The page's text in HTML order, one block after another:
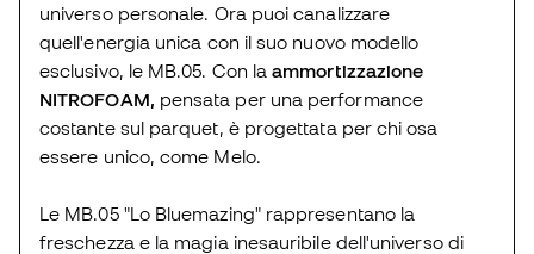
universo personale. Ora puoi canalizzare
quell'energia unica con il suo nuovo modello
esclusivo, le MB.05. Con laammortizzazione
NITROFOAM, pensata per una performance
costante sul parquet, è progettata per chi osa
essere unico, come Melo.
Le MB.05 "Lo Bluemazing" rappresentano la
freschezza e la magia inesauribile dell'universo di